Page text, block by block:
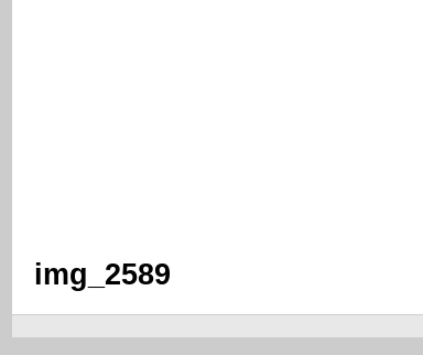
img_2589